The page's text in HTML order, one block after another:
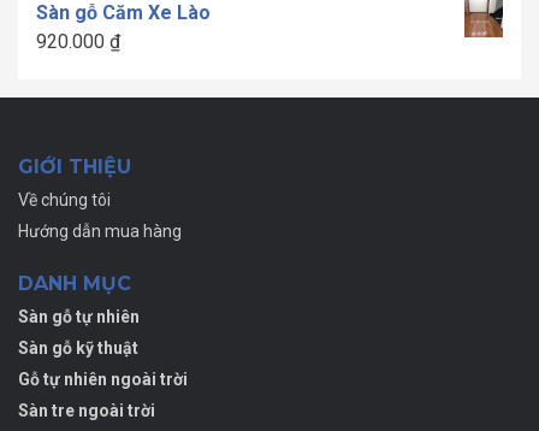
Sàn gỗ Căm Xe Lào
920.000 ₫
GIỚI THIỆU
Về chúng tôi
Hướng dẫn mua hàng
DANH MỤC
Sàn gỗ tự nhiên
Sàn gỗ kỹ thuật
Gỗ tự nhiên ngoài trời
Sàn tre ngoài trời